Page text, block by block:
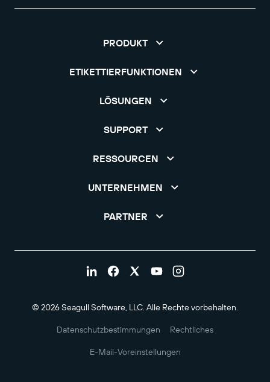
PRODUKT
ETIKETTIERFUNKTIONEN
LÖSUNGEN
SUPPORT
RESSOURCEN
UNTERNEHMEN
PARTNER
© 2026 Seagull Software, LLC. Alle Rechte vorbehalten.
Datenschutzbestimmungen Rechtliches
E-Mail-Voreinstellungen